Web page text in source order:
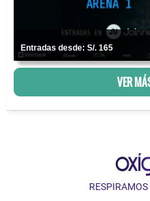
Entradas desde: S/. 165
VER